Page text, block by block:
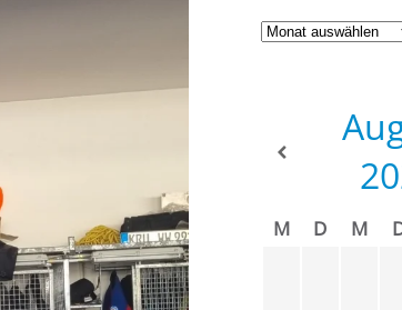
Geschichte
M D M